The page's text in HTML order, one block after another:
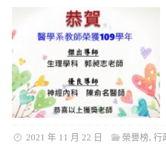
2021 年 11 月 22 日 榮譽榜, 行